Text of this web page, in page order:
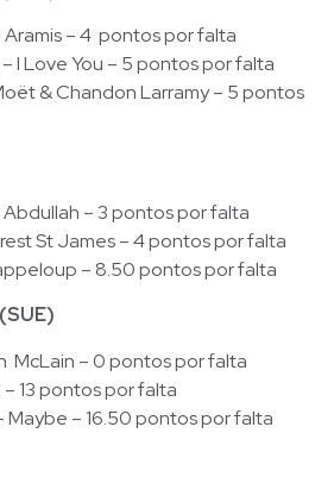
Aramis – 4 pontos por falta
I Love You – 5 pontos por falta
& Chandon Larramy – 5 pontos
– 3 pontos por falta
St James – 4 pontos por falta
– 8.50 pontos por falta
McLain – 0 pontos por falta
– 13 pontos por falta
– 16.50 pontos por falta